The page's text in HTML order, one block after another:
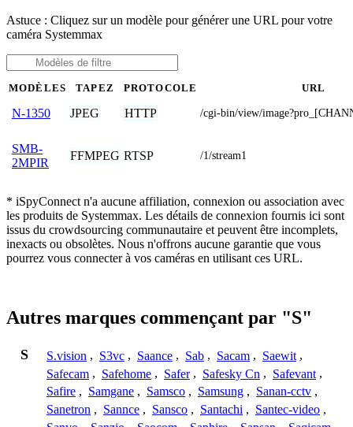
Astuce : Cliquez sur un modèle pour générer une URL pour votre
caméra Systemmax
MODÈLES TAPEZ PROTOCOLE URL
N-1350 JPEG HTTP /cgi-bin/view/
SMB-
2MPIR
FFMPEG RTSP /1/stream1
* iSpyConnect n'a aucune affiliation, connexion ou association avec
les produits de Systemmax. Les détails de connexion fournis ici sont
issus du crowdsourcing communautaire et peuvent être incomplets,
inexacts ou obsolètes. Nous n'offrons aucune garantie que vous
pourrez vous connecter à vos caméras en utilisant ces URL.
Autres marques commençant par "S"
S S.vision , S3vc , Saance , Sab , Sacam , Saewit ,
Safecam , Safehome , Safer , Safesky Cn , Safevant ,
Safire , Samgane , Samsco , Samsung , Sanan-cctv ,
Sanetron , Sannce , Sansco , Santachi , Santec-video ,